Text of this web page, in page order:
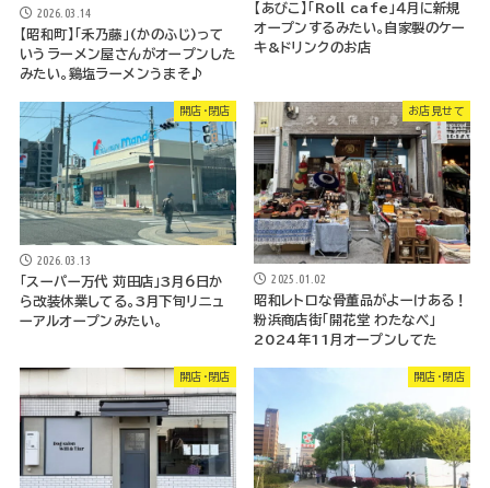
2026.03.14
【昭和町】「禾乃藤」(かのふじ)って
いうラーメン屋さんがオープンした
みたい。鷄塩ラーメンうまそ♪
【あびこ】「Roll cafe」４月に新規
オープンするみたい。自家製のケー
キ&ドリンクのお店
開店・閉店
2026.03.13
「スーパー万代 苅田店」3月6日か
ら改装休業してる。3月下旬リニュ
ーアルオープンみたい。
お店見せて
2025.01.02
昭和レトロな骨董品がよーけある！
粉浜商店街「開花堂 わたなべ」
2024年11月オープンしてた
開店・閉店 開店・閉店